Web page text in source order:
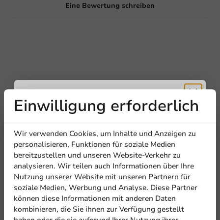
Eine Bewertung schreiben
Be the first to write a review
Kaffeebecher - Weiß - Karton - 180cc/7oz
Eine Bewertung schreiben
Einwilligung erforderlich
Wir verwenden Cookies, um Inhalte und Anzeigen zu
personalisieren, Funktionen für soziale Medien
bereitzustellen und unseren Website-Verkehr zu
analysieren. Wir teilen auch Informationen über Ihre
Nutzung unserer Website mit unseren Partnern für
soziale Medien, Werbung und Analyse. Diese Partner
können diese Informationen mit anderen Daten
kombinieren, die Sie ihnen zur Verfügung gestellt
Erhalten Sie
5% Rabatt
Abonnieren Sie unseren
Newsletter!